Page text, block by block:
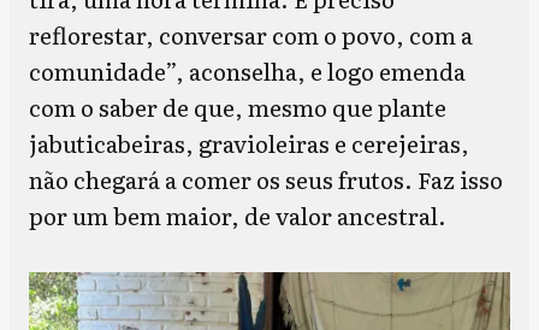
reflorestar, conversar com o povo, com a
comunidade”, aconselha, e logo emenda
com o saber de que, mesmo que plante
jabuticabeiras, gravioleiras e cerejeiras,
não chegará a comer os seus frutos. Faz isso
por um bem maior, de valor ancestral.